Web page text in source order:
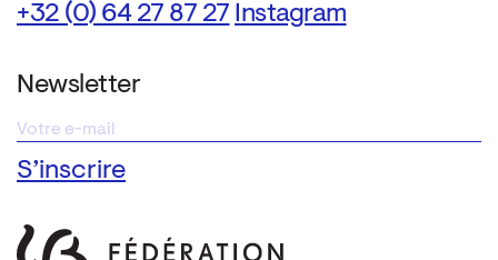
+32 (0) 64 27 87 27 Instagram
Newsletter